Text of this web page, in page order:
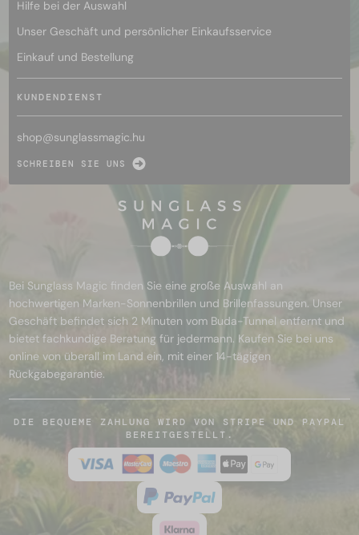
Hilfe bei der Auswahl
Unser Geschäft und persönlicher Einkaufsservice
Einkauf und Bestellung
KUNDENDIENST
shop@sunglassmagic.hu
SCHREIBEN SIE UNS
Bei Sunglass Magic finden Sie eine große Auswahl an
hochwertigen Marken-Sonnenbrillen und Brillenfassungen. Unser
Geschäft befindet sich 2 Minuten vom Buda-Tunnel entfernt und
bietet fachkundige Beratung für jedermann. Kaufen Sie bei uns
online von überall im Land ein, mit einer 14-tägigen
Rückgabegarantie.
DIE BEQUEME ZAHLUNG WIRD VON STRIPE UND PAYPAL
BEREITGESTELLT.